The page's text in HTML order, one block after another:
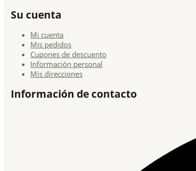
Su cuenta
Mi cuenta
Mis pedidos
Cupones de descuento
Información personal
Mis direcciones
Información de contacto